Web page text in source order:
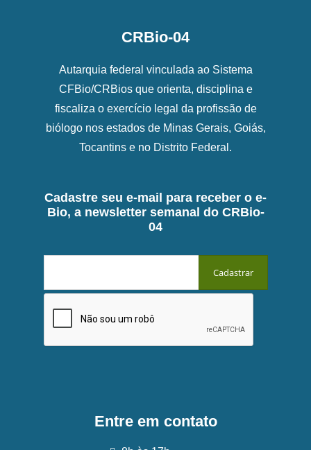
CRBio-04
Autarquia federal vinculada ao Sistema
CFBio/CRBios que orienta, disciplina e
fiscaliza o exercício legal da profissão de
biólogo nos estados de Minas Gerais, Goiás,
Tocantins e no Distrito Federal.
Cadastre seu e-mail para receber o e-
Bio, a newsletter semanal do CRBio-
04
Entre em contato